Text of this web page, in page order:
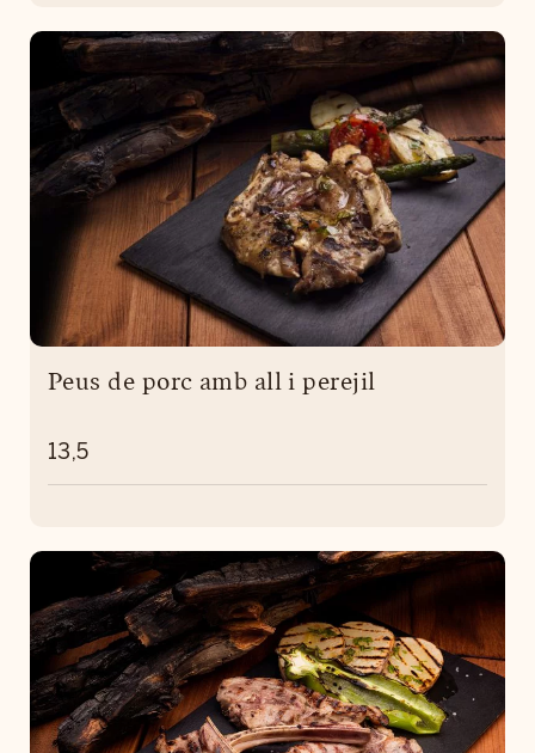
Peus de porc amb all i perejil
13,5